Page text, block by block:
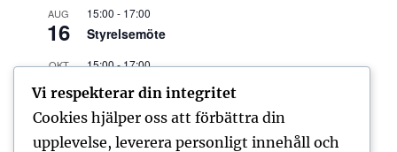
AUG
16
15:00 - 17:00
Styrelsemöte
OKT
18
15:00-17:00
Styrelsemöte
DEC
6
15:00-17:00
Styrelsemöte
Vi respekterar din integritet
Cookies hjälper oss att förbättra din
upplevelse, leverera personligt innehåll och